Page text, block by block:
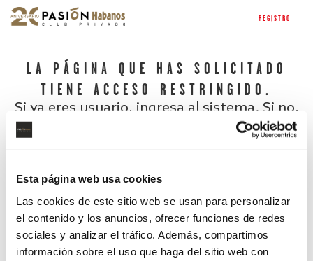
Esta página web usa cookies
Las cookies de este sitio web se usan para personalizar
el contenido y los anuncios, ofrecer funciones de redes
sociales y analizar el tráfico. Además, compartimos
información sobre el uso que haga del sitio web con
REGISTRO
LA PÁGINA QUE HAS SOLICITADO
TIENE ACCESO RESTRINGIDO.
Si ya eres usuario, ingresa al sistema. Si no,